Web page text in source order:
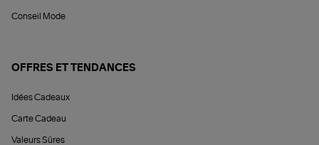
Conseil Mode
OFFRES ET TENDANCES
Idées Cadeaux
Carte Cadeau
Valeurs Sûres